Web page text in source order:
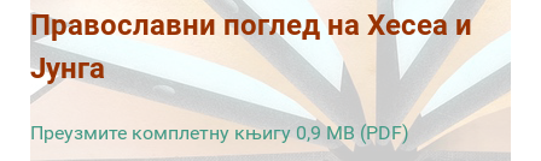
Православни поглед на Хесеа и
Јунга
Преузмите комплетну књигу 0,9 MB (PDF)